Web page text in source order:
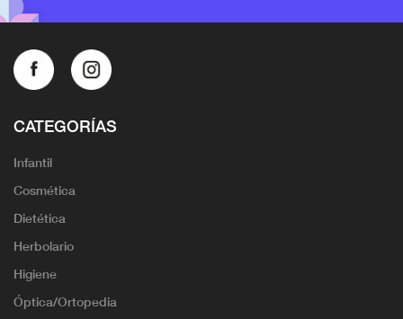
CATEGORÍAS
Infantil
Cosmética
Dietética
Herbolario
Higiene
Óptica/Ortopedia